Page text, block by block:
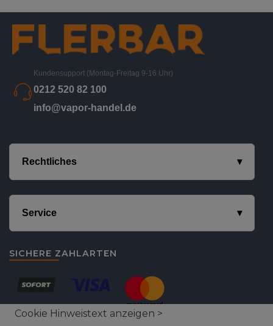
Kundensupport (Montag-Freitag 9-16 Uhr)
0212 520 82 100
info@vapor-handel.de
Rechtliches
Service
SICHERE ZAHLARTEN
Cookie Hinweistext anzeigen >